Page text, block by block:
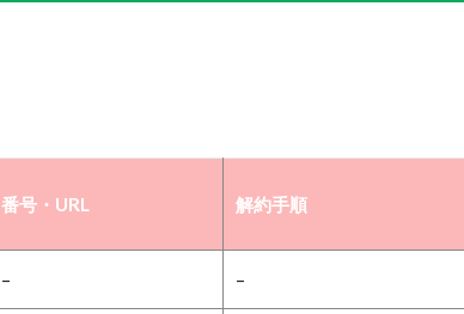
番号・URL 解約手順
– –